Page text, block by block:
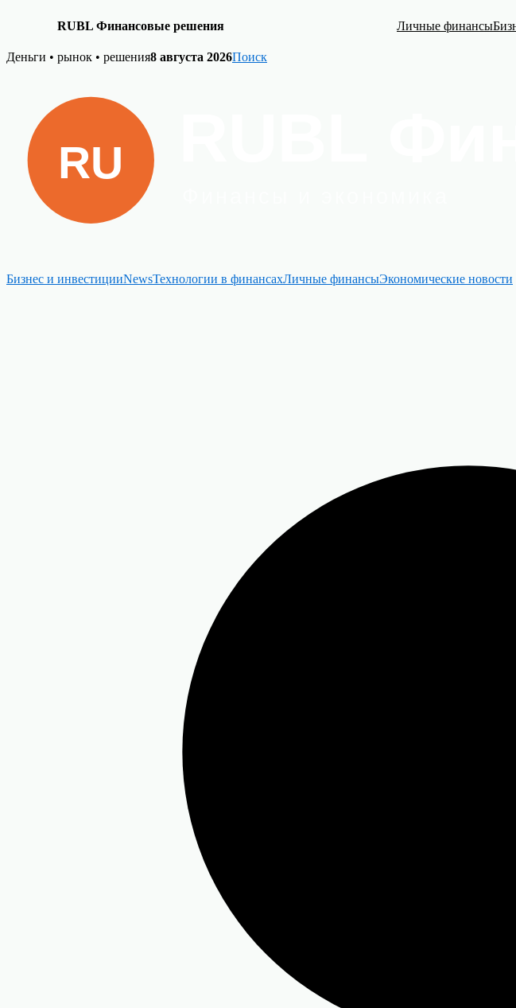
RUBL Финансовые решения Личные финансы
Skip
Деньги • рынок • решения8 августа 2026Поиск
Бизнес и инвестицииNewsТехнологии в финансахЛичные финансыЭкономические новости